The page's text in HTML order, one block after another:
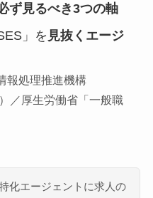
ず見るべき3つの軸
」を 見抜くエージ
報処理推進機構
）／厚生労働省「一般職
化エージェントに求人の